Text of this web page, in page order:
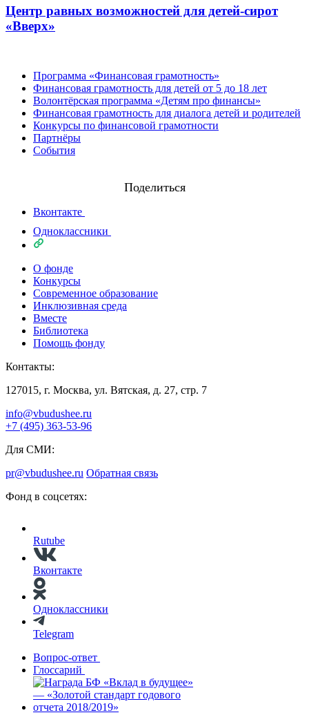
Центр равных возможностей для детей-сирот
«Вверх»
Программа «Финансовая грамотность»
Финансовая грамотность для детей от 5 до 18 лет
Волонтёрская программа «Детям про финансы»
Финансовая грамотность для диалога детей и родителей
Конкурсы по финансовой грамотности
Партнёры
События
Поделиться
Вконтакте
Одноклассники
О фонде
Конкурсы
Современное образование
Инклюзивная среда
Вместе
Библиотека
Помощь фонду
Контакты:
127015, г. Москва, ул. Вятская, д. 27, стр. 7
info@vbudushee.ru
+7 (495) 363-53-96
Для СМИ:
pr@vbudushee.ru Обратная связь
Фонд в соцсетях:
Rutube
Вконтакте
Одноклассники
Telegram
Вопрос-ответ
Глоссарий